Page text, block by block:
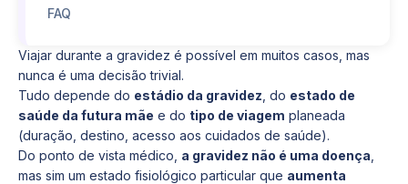
Viajar durante a gravidez é possível em muitos casos, mas
nunca é uma decisão trivial.
Tudo depende do estádio da gravidez , do estado de
saúde da futura mãe e do tipo de viagem planeada
(duração, destino, acesso aos cuidados de saúde).
Do ponto de vista médico, a gravidez não é uma doença
mas sim um estado fisiológico particular que aumenta
FAQ